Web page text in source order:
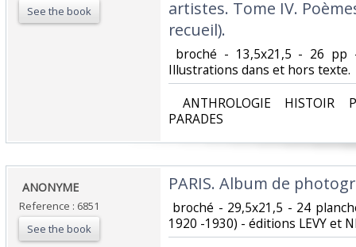
See the book
artistes. Tome IV.
recueil).‎
broché - 13,5x21,5 - 26 pp
Illustrations dans et hors texte.‎
ANTHROLOGIE HISTOIR
PARADES‎
‎ ANONYME‎
Reference : 6851
See the book
‎PARIS. Album de
broché - 29,5x21,5 - 24
1920 -1930) - éditions LEVY et